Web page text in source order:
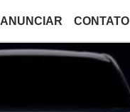
ANUNCIAR CONTATO